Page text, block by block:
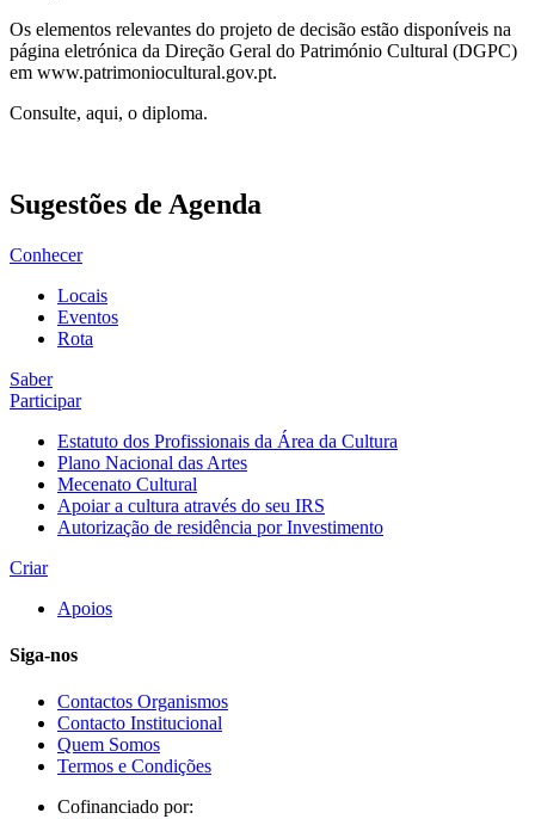
Os elementos relevantes do projeto de decisão estão disponíveis na
página eletrónica da Direção Geral do Património Cultural (DGPC)
em www.patrimoniocultural.gov.pt.
Consulte, aqui, o diploma.
Sugestões de Agenda
Conhecer
Locais
Eventos
Rota
Saber
Participar
Estatuto dos Profissionais da Área da Cultura
Plano Nacional das Artes
Mecenato Cultural
Apoiar a cultura através do seu IRS
Autorização de residência por Investimento
Criar
Apoios
Siga-nos
Contactos Organismos
Contacto Institucional
Quem Somos
Termos e Condições
Cofinanciado por: